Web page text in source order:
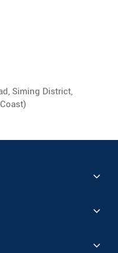
Siming District,